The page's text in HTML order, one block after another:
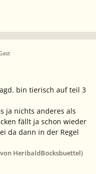
bin tierisch auf teil 3
ja nichts anderes als
fällt ja schon wieder
da dann in der Regel
von HeribaldBocksbuettel)